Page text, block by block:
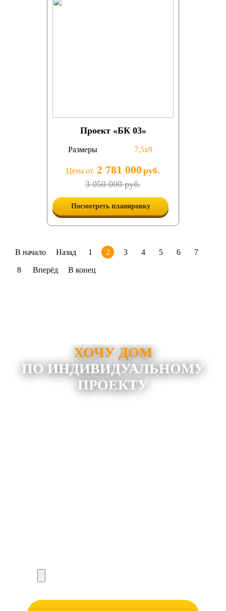
Проект «БК 03»
Размеры 7,5х9
Цена от 2 781 000руб.
3 050 000 руб.
Посмотреть планировку
В начало Назад 1 2 3 4 5 6 7
8 Вперёд В конец
ХОЧУ ДОМ
ПО ИНДИВИДУАЛЬНОМУ
ПРОЕКТУ